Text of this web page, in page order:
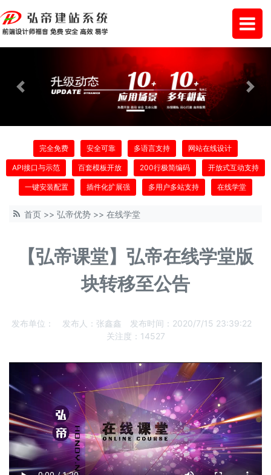
Previous Next
完全免费 安全可靠 多语言支持 网站在线设计
API接口与示范 百套模板开放 200行极简编码 开放式互动支持
一键安装配置 插件化扩展强 多用户多站支持 在线学堂
首页 >> 弘帝优势 >> 在线学堂
【弘帝课堂】弘帝在线学堂版
块转移至公告
发布单位： 发布人： 张鑫鑫 发布时间： 2020/7/15 23:39:22
关注度： 14527